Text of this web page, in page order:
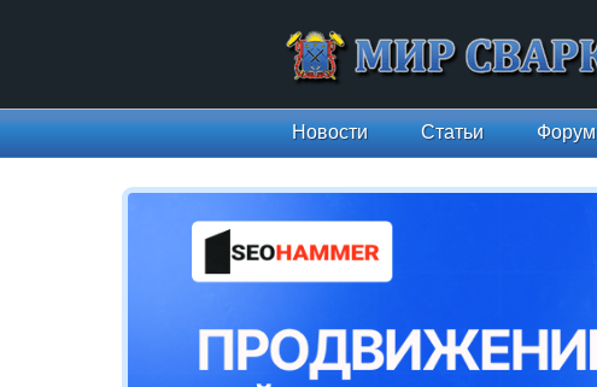
Новости Статьи Форум